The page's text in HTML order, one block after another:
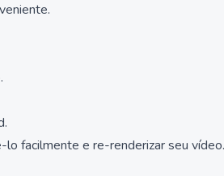
facilmente e re-renderizar seu vídeo.